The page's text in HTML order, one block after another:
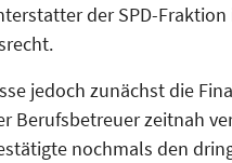
der SPD-Fraktion
jedoch zunächst die
Berufsbetreuer zeitnah
nochmals den